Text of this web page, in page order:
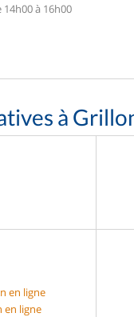
à 16h00
à
en ligne
en ligne